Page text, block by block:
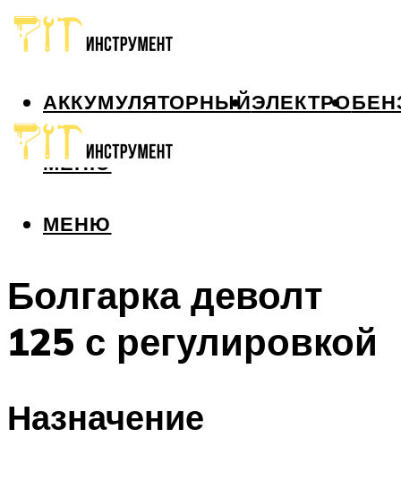
АККУМУЛЯТОРНЫЙЭЛЕКТРО
МЕНЮ
МЕНЮ
Болгарка деволт
125 с регулировкой
Назначение